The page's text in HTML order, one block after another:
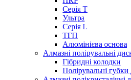
Серія Т
Ультра
Серія L
ТГП
Алюмінієва основа
Алмазні полірувальні
Гібридні колодки
Полірувальні губки